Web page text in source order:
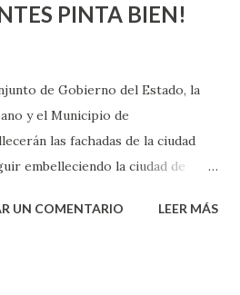
PINTA BIEN!
de Gobierno del Estado, la
y el Municipio de
las fachadas de la ciudad
embelleciendo la ciudad de
dio inicio al programa
UN COMENTARIO LEER MÁS